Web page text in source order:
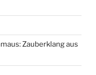
Zauberklang aus